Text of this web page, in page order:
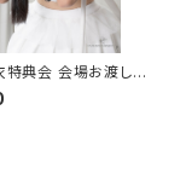
特典会 会場お渡し限
珠 アザーカットポー
発送はいたしません